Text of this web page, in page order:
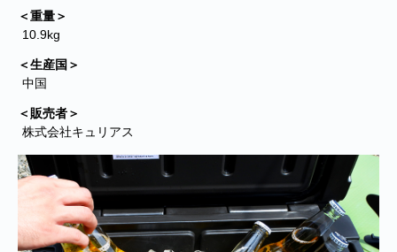
＜重量＞
10.9kg
＜生産国＞
中国
＜販売者＞
株式会社キュリアス
ら8月16日(金)14:00の間のご注文分の発送は、8月16日(金)となりま
す。ご了承のほどお願い申し上げます。
■Amaricoドッグフード グレインフリー成犬用（レッド）とグレイ
ンフリー成犬～シニア犬用（ゴールド）が新入荷しました。
Amaricoドッグフード
たしました。
輸送遅延のため入荷が遅れておりました。まことに申し訳ございま
せんでした。